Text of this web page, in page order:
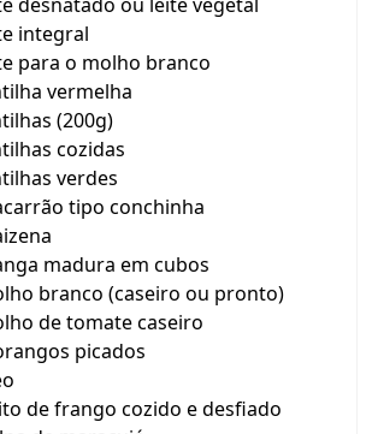
integral
para o molho branco
vermelha
(200g)
cozidas
verdes
tipo conchinha
madura em cubos
branco (caseiro ou pronto)
de tomate caseiro
picados
de frango cozido e desfiado